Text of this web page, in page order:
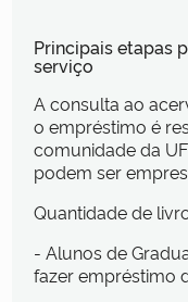
Principais etapas
serviço
A consulta ao
o empréstimo é
comunidade da
podem ser
Quantidade de
- Alunos de
fazer empréstimo